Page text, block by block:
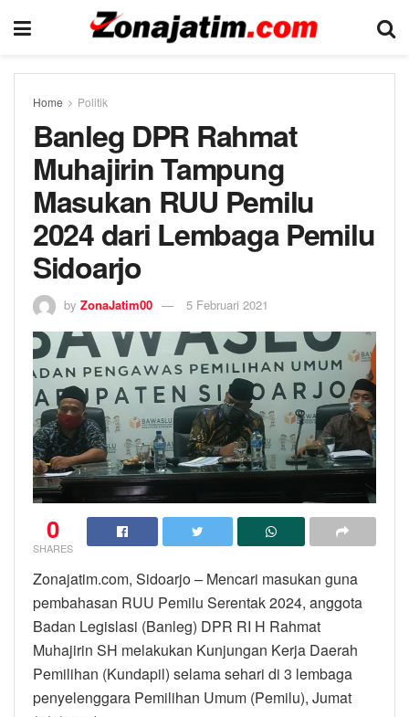
Home Politik
Banleg DPR Rahmat
Muhajirin Tampung
Masukan RUU Pemilu
2024 dari Lembaga Pemilu
Sidoarjo
by ZonaJatim00 5 Februari 2021
0
SHARES
Zonajatim.com, Sidoarjo – Mencari masukan guna
pembahasan RUU Pemilu Serentak 2024, anggota
Badan Legislasi (Banleg) DPR RI H Rahmat
Muhajirin SH melakukan Kunjungan Kerja Daerah
Pemilihan (Kundapil) selama sehari di 3 lembaga
penyelenggara Pemilihan Umum (Pemilu), Jumat